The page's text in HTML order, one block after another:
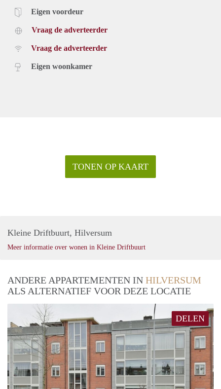
Eigen voordeur
Vraag de adverteerder
Vraag de adverteerder
Eigen woonkamer
TONEN OP KAART
Kleine Driftbuurt, Hilversum
Meer informatie over wonen in Kleine Driftbuurt
ANDERE APPARTEMENTEN IN HILVERSUM
ALS ALTERNATIEF VOOR DEZE LOCATIE
DELEN